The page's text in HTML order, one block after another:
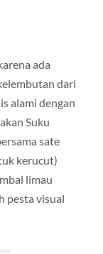
ada
dari
alami dengan
Suku
sate
kerucut)
limau
pesta visual